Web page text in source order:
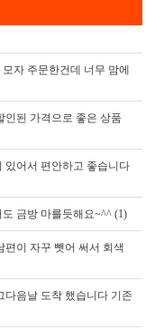
자 주문한건데 너무 맘에
인된 가격으로 좋은 상품
있어서 편안하고 좋습니다
금방 마를듯해요~^^ (1)
편이 자꾸 뺏어 써서 회색
다음날 도착 했습니다 기존